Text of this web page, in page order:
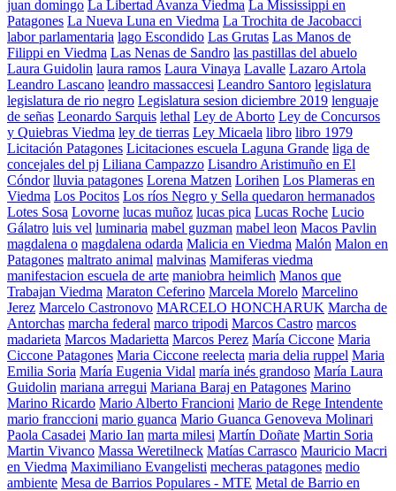
juan domingo La Libertad Avanza Viedma La Mississippi en
Patagones La Nueva Luna en Viedma La Trochita de Jacobacci
labor parlamentaria lago Escondido Las Grutas Las Manos de
Filippi en Viedma Las Nenas de Sandro las pastillas del abuelo
Laura Guidolin laura ramos Laura Vinaya Lavalle Lazaro Artola
Leandro Lascano leandro massaccesi Leandro Santoro legislatura
legislatura de rio negro Legislatura sesion diciembre 2019 lenguaje
de señas Leonardo Sarquis lethal Ley de Aborto Ley de Concursos
y Quiebras Viedma ley de tierras Ley Micaela libro libro 1979
Licitación Patagones Licitaciones escuela Laguna Grande liga de
concejales del pj Liliana Campazzo Lisandro Aristimuño en El
Cóndor lluvia patagones Lorena Matzen Lorihen Los Plameras en
Viedma Los Pocitos Los ríos Negro y Sella quedaron hermanados
Lotes Sosa Lovorne lucas muñoz lucas pica Lucas Roche Lucio
Gálatro luis vel luminaria mabel guzman mabel leon Macos Pavlin
magdalena o magdalena odarda Malicia en Viedma Malón Malon en
Patagones maltrato animal malvinas Mamiferas viedma
manifestacion escuela de arte maniobra heimlich Manos que
Trabajan Viedma Maraton Ceferino Marcela Morelo Marcelino
Jerez Marcelo Castronovo MARCELO HONCHARUK Marcha de
Antorchas marcha federal marco tripodi Marcos Castro marcos
madarieta Marcos Madarietta Marcos Perez María Ciccone Maria
Ciccone Patagones Maria Ciccone reelecta maria delia ruppel Maria
Emilia Soria María Eugenia Vidal maría inés grandoso María Laura
Guidolin mariana arregui Mariana Baraj en Patagones Marino
Marino Ricardo Mario Alberto Francioni Mario de Rege Intendente
mario franccioni mario guanca Mario Guanca Genoveva Molinari
Paola Casadei Mario Ian marta milesi Martín Doñate Martin Soria
Martin Vivanco Massa Weretilneck Matías Carrasco Mauricio Macri
en Viedma Maximiliano Evangelisti mecheras patagones medio
ambiente Mesa de Barrios Populares - MTE Metal de Barrio en